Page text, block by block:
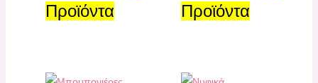
Προϊόντα
Προϊόντα